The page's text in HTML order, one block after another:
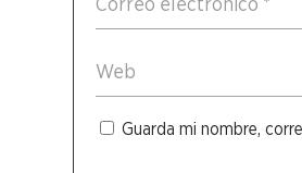
Guarda mi nombre,